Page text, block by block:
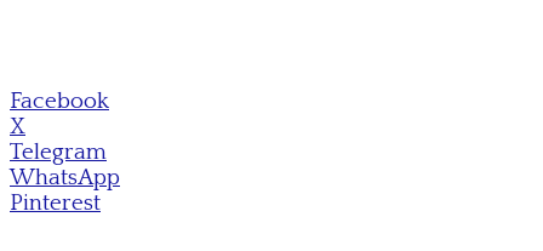
Facebook
X
Telegram
WhatsApp
Pinterest